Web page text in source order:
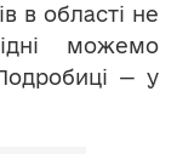
в області не
можемо
— у